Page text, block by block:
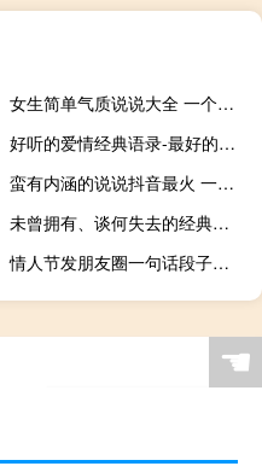
女生简单气质说说大全 一个简单清澈温暖的人
好听的爱情经典语录-最好的爱情是执子之手
蛮有内涵的说说抖音最火 一句话说说简单有内涵
未曾拥有、谈何失去的经典爱情语录
情人节发朋友圈一句话段子搞笑2018 七夕情人节适合发朋友圈的段孑
☚